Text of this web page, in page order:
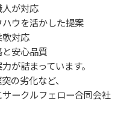
が対応
ウを活かした提案
対応
と安心品質
が詰まっています。
の劣化など、
ークルフェロー合同会社